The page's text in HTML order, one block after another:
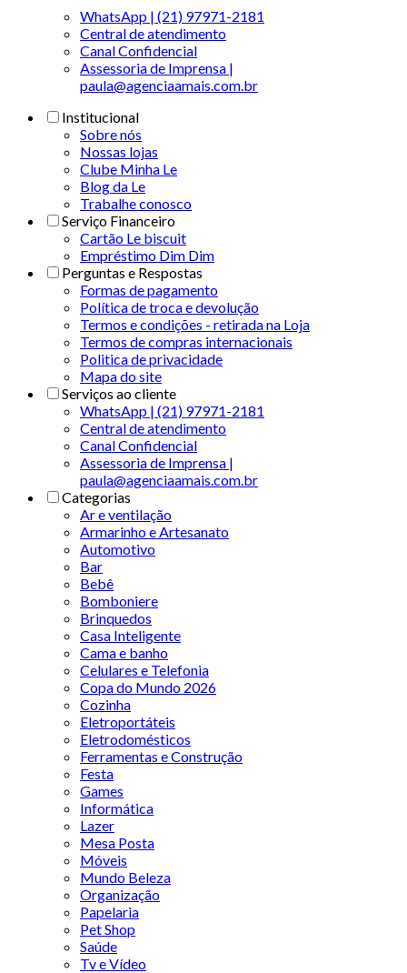
WhatsApp | (21) 97971-2181
Central de atendimento
Canal Confidencial
Assessoria de Imprensa |
paula@agenciaamais.com.br
Institucional
Sobre nós
Nossas lojas
Clube Minha Le
Blog da Le
Trabalhe conosco
Serviço Financeiro
Cartão Le biscuit
Empréstimo Dim Dim
Perguntas e Respostas
Formas de pagamento
Política de troca e devolução
Termos e condições - retirada na Loja
Termos de compras internacionais
Politica de privacidade
Mapa do site
Serviços ao cliente
WhatsApp | (21) 97971-2181
Central de atendimento
Canal Confidencial
Assessoria de Imprensa |
paula@agenciaamais.com.br
Categorias
Ar e ventilação
Armarinho e Artesanato
Automotivo
Bar
Bebê
Bomboniere
Brinquedos
Casa Inteligente
Cama e banho
Celulares e Telefonia
Copa do Mundo 2026
Cozinha
Eletroportáteis
Eletrodomésticos
Ferramentas e Construção
Festa
Games
Informática
Lazer
Mesa Posta
Móveis
Mundo Beleza
Organização
Papelaria
Pet Shop
Saúde
Tv e Vídeo